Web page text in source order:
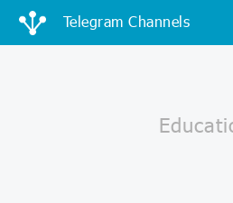
Telegram Channels